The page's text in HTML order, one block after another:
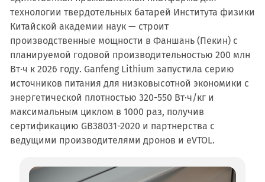
технологии твердотельных батарей Института физики
Китайской академии наук — строит
производственные мощности в Фаншань (Пекин) с
планируемой годовой производительностью 200 млн
Вт·ч к 2026 году. Ganfeng Lithium запустила серию
источников питания для низковысотной экономики с
энергетической плотностью 320-550 Вт·ч/кг и
максимальным циклом в 1000 раз, получив
сертификацию GB38031-2020 и партнерства с
ведущими производителями дронов и eVTOL.